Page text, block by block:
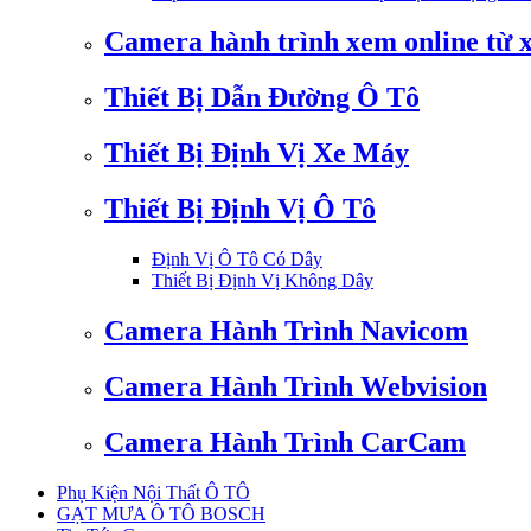
Camera hành trình xem online từ
Thiết Bị Dẫn Đường Ô Tô
Thiết Bị Định Vị Xe Máy
Thiết Bị Định Vị Ô Tô
Định Vị Ô Tô Có Dây
Thiết Bị Định Vị Không Dây
Camera Hành Trình Navicom
Camera Hành Trình Webvision
Camera Hành Trình CarCam
Phụ Kiện Nội Thất Ô TÔ
GẠT MƯA Ô TÔ BOSCH